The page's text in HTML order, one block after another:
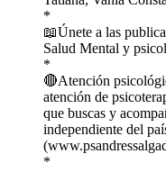
*
📖Únete a las
Salud Mental y
*
🔴Atención
atención de
que buscas y
independiente del
*